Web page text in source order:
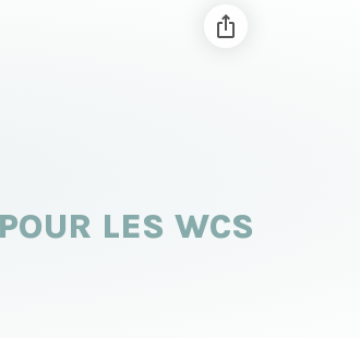
LES WCS